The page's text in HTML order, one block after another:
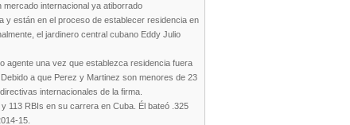
internacional ya atiborrado
y están en el proceso de establecer residencia en
el jardinero central cubano Eddy Julio
agente una vez que establezca residencia fuera
a que Perez y Martinez son menores de 23
internacionales de la firma.
113 RBIs en su carrera en Cuba. Él bateó .325
15.